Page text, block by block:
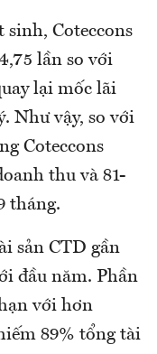
Coteccons
lần so với
lại mốc lãi
Như vậy, so với
Coteccons
thu và 81-
tháng.
sản CTD gần
đầu năm. Phần
với hơn
89% tổng tài